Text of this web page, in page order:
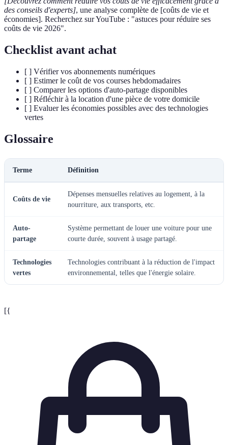
des conseils d'experts], une analyse complète de [coûts de vie et
économies]. Recherchez sur YouTube : "astuces pour réduire ses
coûts de vie 2026".
Checklist avant achat
[ ] Vérifier vos abonnements numériques
[ ] Estimer le coût de vos courses hebdomadaires
[ ] Comparer les options d'auto-partage disponibles
[ ] Réfléchir à la location d'une pièce de votre domicile
[ ] Evaluer les économies possibles avec des technologies
vertes
Glossaire
Terme Définition
Coûts de vie
Dépenses mensuelles relatives au logement, à la
nourriture, aux transports, etc.
Auto-
partage
Système permettant de louer une voiture pour une
courte durée, souvent à usage partagé.
Technologies
vertes
Technologies contribuant à la réduction de l'impact
environnemental, telles que l'énergie solaire.
[{